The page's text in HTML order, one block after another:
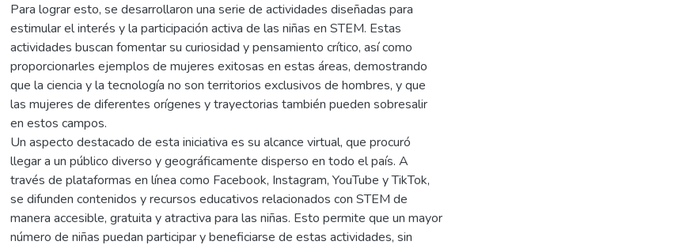
Para lograr esto, se desarrollaron una serie de actividades diseñadas para
estimular el interés y la participación activa de las niñas en STEM. Estas
actividades buscan fomentar su curiosidad y pensamiento crítico, así como
proporcionarles ejemplos de mujeres exitosas en estas áreas, demostrando
que la ciencia y la tecnología no son territorios exclusivos de hombres, y que
las mujeres de diferentes orígenes y trayectorias también pueden sobresalir
en estos campos.
Un aspecto destacado de esta iniciativa es su alcance virtual, que procuró
llegar a un público diverso y geográficamente disperso en todo el país. A
través de plataformas en línea como Facebook, Instagram, YouTube y TikTok,
se difunden contenidos y recursos educativos relacionados con STEM de
manera accesible, gratuita y atractiva para las niñas. Esto permite que un mayor
número de niñas puedan participar y beneficiarse de estas actividades, sin